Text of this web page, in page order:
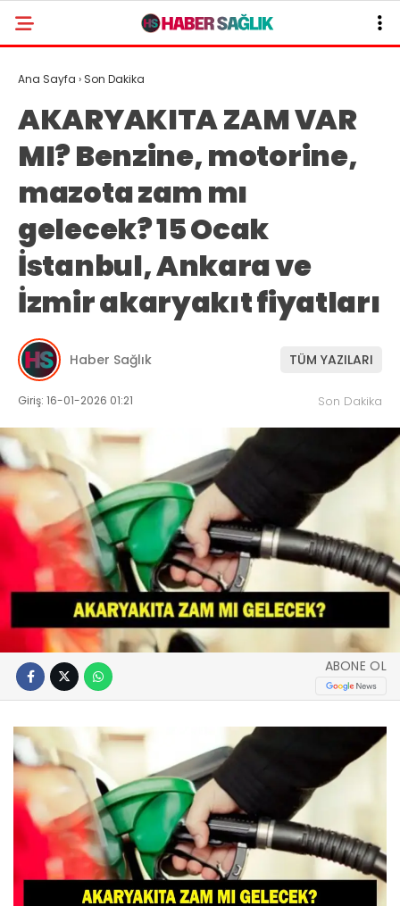
Ana Sayfa › Son Dakika
AKARYAKITA ZAM VAR
MI? Benzine, motorine,
mazota zam mı
gelecek? 15 Ocak
İstanbul, Ankara ve
İzmir akaryakıt fiyatları
Haber Sağlık TÜM YAZILARI
Giriş: 16-01-2026 01:21 Son Dakika
ABONE OL